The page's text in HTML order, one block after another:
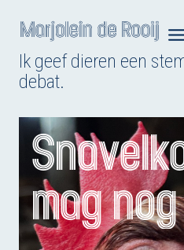
naar
inhoud
Ik geef dieren een
debat.
mag